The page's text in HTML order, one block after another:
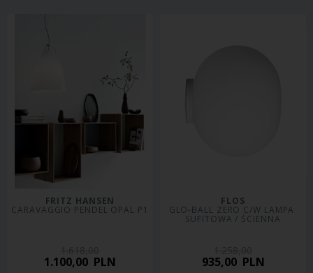
FRITZ HANSEN
CARAVAGGIO PENDEL OPAL P1
1.100,00 PLN
FLOS
GLO-BALL ZERO C/W LAMPA
SUFITOWA / ŚCIENNA
935,00PLN